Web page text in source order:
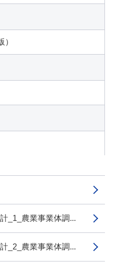
_1_農業事業体調...
_2_農業事業体調...